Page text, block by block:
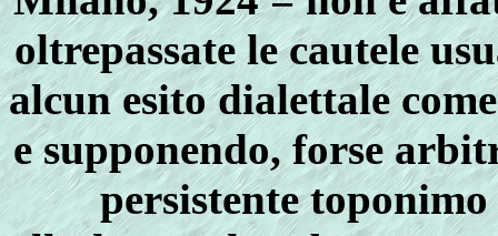
oltrepassate le cautele
alcun esito dialettale
e supponendo, forse
persistente